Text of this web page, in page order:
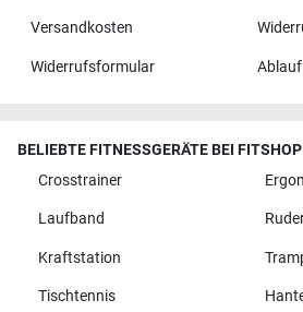
Versandkosten
Widerrufsformular
BELIEBTE FITNESSGERÄTE BEI FITSHOP
Crosstrainer
Laufband
Kraftstation
Tischtennis